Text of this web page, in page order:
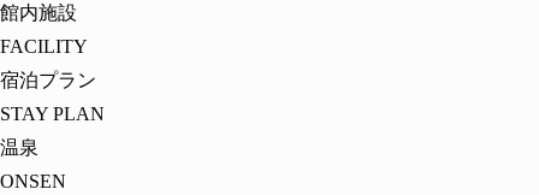
館内施設
FACILITY
宿泊プラン
STAY PLAN
温泉
ONSEN